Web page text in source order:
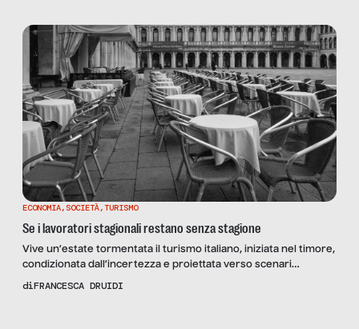
ECONOMIA, SOCIETÀ,TURISMO
Se i lavoratori stagionali restano senza stagione
Vive un’estate tormentata il turismo italiano, iniziata nel timore,
condizionata dall’incertezza e proiettata verso scenari
pessimistici. Il settore, che più di ogni altro si caratterizza per il
diFRANCESCA DRUIDI